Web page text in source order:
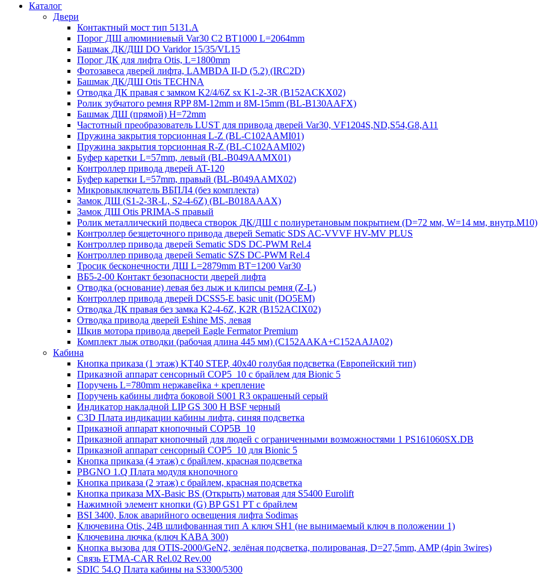
Каталог
Двери
Контактный мост тип 5131.A
Порог ДШ алюминиевый Var30 C2 BT1000 L=2064mm
Башмак ДК/ДШ DO Varidor 15/35/VL15
Порог ДК для лифта Otis, L=1800mm
Фотозавеса дверей лифта, LAMBDA II-D (5.2) (IRC2D)
Башмак ДК/ДШ Otis TECHNA
Отводка ДК правая с замком K2/4/6Z sx K1-2-3R (B152ACKX02)
Ролик зубчатого ремня RPP 8M-12mm и 8M-15mm (BL-B130AAFX)
Башмак ДШ (прямой) H=72mm
Частотный преобразователь LUST для привода дверей Var30, VF1204S,ND,S54,G8,A11
Пружина закрытия торсионная L-Z (BL-C102AAMI01)
Пружина закрытия торсионная R-Z (BL-C102AAMI02)
Буфер каретки L=57mm, левый (BL-B049AAMX01)
Контроллер привода дверей AT-120
Буфер каретки L=57mm, правый (BL-B049AAMX02)
Микровыключатель ВБПЛ4 (без комплекта)
Замок ДШ (S1-2-3R-L, S2-4-6Z) (BL-B018AAAX)
Замок ДШ Otis PRIMA-S правый
Ролик металлический подвеса створок ДК/ДШ с полиуретановым покрытием (D=72 мм, W=14 мм, внутр.М10)
Контроллер безщеточного привода дверей Sematiс SDS AC-VVVF HV-MV PLUS
Контроллер привода дверей Sematic SDS DC-PWM Rel.4
Контроллер привода дверей Sematic SZS DC-PWM Rel.4
Тросик бесконечности ДШ L=2879mm BT=1200 Var30
ВБ5-2-00 Контакт безопасности дверей лифта
Отводка (основание) левая без лыж и клипсы ремня (Z-L)
Контроллер привода дверей DCSS5-E basic unit (DO5EM)
Отводка ДК правая без замка K2-4-6Z, K2R (B152ACIX02)
Отводка привода дверей Eshine MS, левая
Шкив мотора привода дверей Eagle Fermator Premium
Комплект лыж отводки (рабочая длина 445 мм) (C152AAKA+C152AAJA02)
Кабина
Кнопка приказа (1 этаж) KT40 STEP, 40х40 голубая подсветка (Европейский тип)
Приказной аппарат сенсорный COP5_10 с брайлем для Bionic 5
Поручень L=780mm нержавейка + крепление
Поручень кабины лифта боковой S001 R3 окрашеный серый
Индикатор накладной LIP GS 300 H BSF черный
C3D Плата индикации кабины лифта, синяя подсветка
Приказной аппарат кнопочный COP5B_10
Приказной аппарат кнопочный для людей с ограниченными возможностями 1 PS161060SX.DB
Приказной аппарат сенсорный COP5_10 для Bionic 5
Кнопка приказа (4 этаж) с брайлем, красная подсветка
PBGNO 1.Q Плата модуля кнопочного
Кнопка приказа (2 этаж) с брайлем, красная подсветка
Кнопка приказа MX-Basic BS (Открыть) матовая для S5400 Eurolift
Нажимной элемент кнопки (G) BP GS1 PT с брайлем
BSI 3400, Блок аварийного освещения лифта Sodimas
Ключевина Otis, 24В шлифованная тип А ключ SH1 (не вынимаемый ключ в положении 1)
Ключевина лючка (ключ KABA 300)
Кнопка вызова для OTIS-2000/GeN2, зелёная подсветка, полированая, D=27,5mm, AMP (4pin 3wires)
Связь ETMA-CAR Rel.02 Rev.00
SDIC 54.Q Плата кабины на S3300/5300